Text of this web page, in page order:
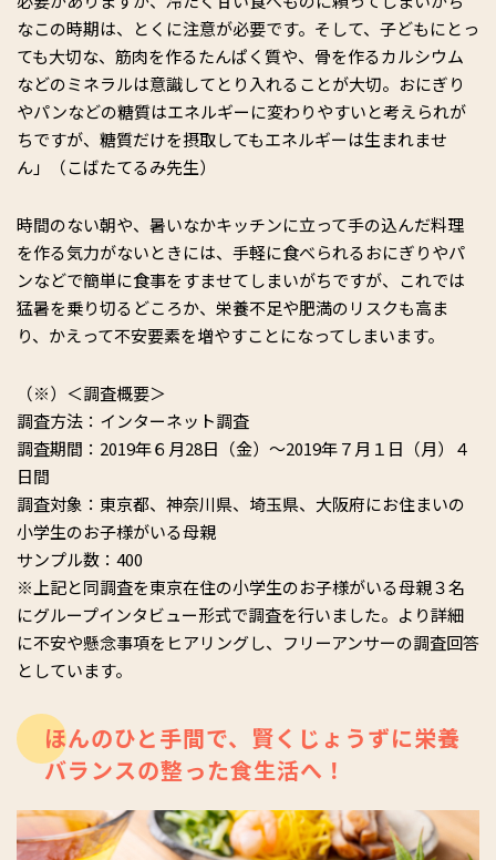
なこの時期は、とくに注意が必要です。そして、子どもにとっ
ても大切な、筋肉を作るたんぱく質や、骨を作るカルシウム
などのミネラルは意識してとり入れることが大切。おにぎり
やパンなどの糖質はエネルギーに変わりやすいと考えられが
ちですが、糖質だけを摂取してもエネルギーは生まれませ
ん」（こばたてるみ先生）
時間のない朝や、暑いなかキッチンに立って手の込んだ料理
を作る気力がないときには、手軽に食べられるおにぎりやパ
ンなどで簡単に食事をすませてしまいがちですが、これでは
猛暑を乗り切るどころか、栄養不足や肥満のリスクも高ま
り、かえって不安要素を増やすことになってしまいます。
（※）＜調査概要＞
調査方法：インターネット調査
調査期間：2019年６月28日（金）～2019年７月１日（月）４
日間
調査対象：東京都、神奈川県、埼玉県、大阪府にお住まいの
小学生のお子様がいる母親
サンプル数：400
※上記と同調査を東京在住の小学生のお子様がいる母親３名
にグループインタビュー形式で調査を行いました。より詳細
に不安や懸念事項をヒアリングし、フリーアンサーの調査回答
としています。
ほんのひと手間で、賢くじょうずに栄養
バランスの整った食生活へ！